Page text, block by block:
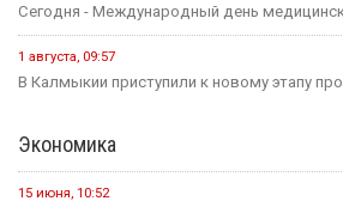
Сегодня - Международный день
1 августа, 09:57
В Калмыкии приступили к новому этапу
Экономика
15 июня, 10:52